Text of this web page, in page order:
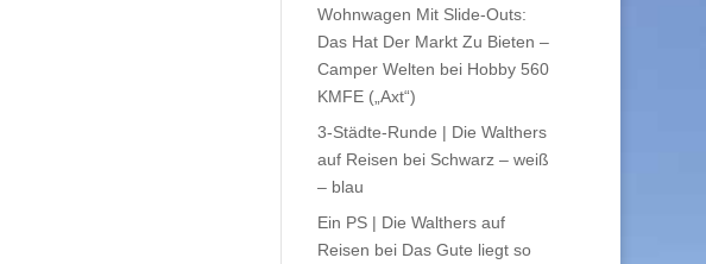
Wohnwagen Mit Slide-Outs:
Das Hat Der Markt Zu Bieten –
Camper Welten bei Hobby 560
KMFE („Axt“)
3-Städte-Runde | Die Walthers
auf Reisen bei Schwarz – weiß
– blau
Ein PS | Die Walthers auf
Reisen bei Das Gute liegt so